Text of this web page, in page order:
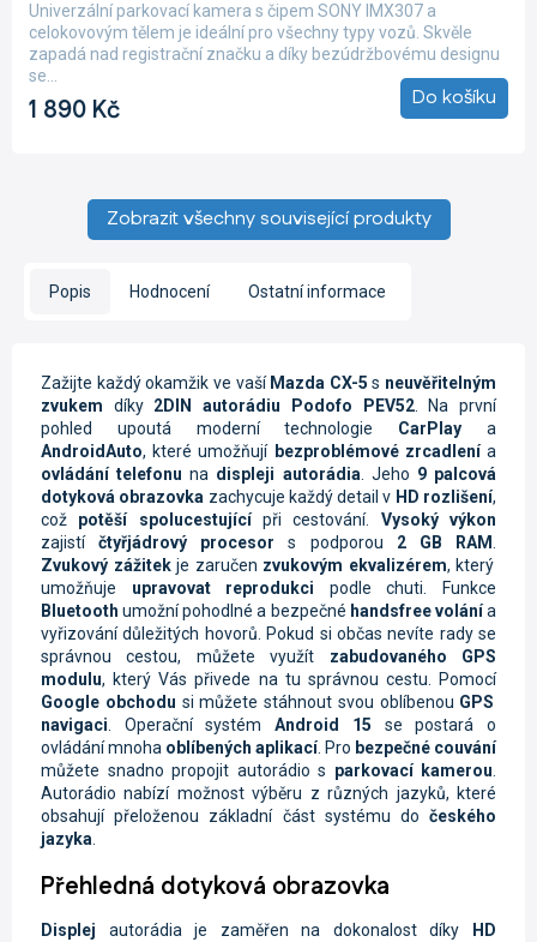
je
5,0
z
hvězdiček.
1 890 Kč Do košíku
Univerzální parkovací kamera s čipem SONY IMX307 a
celokovovým tělem je ideální pro všechny typy vozů. Skvěle
zapadá nad registrační značku a díky bezúdržbovému designu
se...
Zobrazit všechny související produkty
Popis Hodnocení Ostatní informace
Zažijte každý okamžik ve vaší Mazda CX-5 s neuvěřitelným
zvukem díky 2DIN autorádiu Podofo PEV52. Na první
pohled upoutá moderní technologie CarPlay a
AndroidAuto, které umožňují bezproblémové zrcadlenía
ovládání telefonu na displeji autorádia . Jeho 9 palcová
dotyková obrazovka zachycuje každý detail v HD rozlišení,
což potěší spolucestujícípři cestování. Vysoký výkon
zajistíčtyřjádrový procesor s podporou 2 GB RAM
Zvukový zážitekje zaručen zvukovým ekvalizérem, který
umožňuje upravovat reprodukci podle chuti. Funkce
Bluetooth umožní pohodlné a bezpečné handsfree volánía
vyřizování důležitých hovorů. Pokud si občas nevíte rady se
správnou cestou, můžete využít zabudovaného GPS
modulu, který Vás přivede na tu správnou cestu. Pomocí
Google obchodu si můžete stáhnout svou oblíbenou GPS
navigaci . Operační systémAndroid 15 se postará o
ovládání mnoha oblíbených aplikací. Pro bezpečné couvání
můžete snadno propojit autorádio s parkovací kamerou
Autorádio nabízí možnost výběru z různých jazyků, které
obsahují přeloženou základní část systému do českého
jazyka
Přehledná dotyková obrazovka
Displej autorádia je zaměřen na dokonalost díky
HD